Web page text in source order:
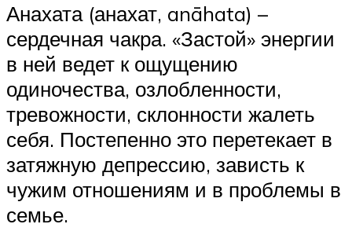
Анахата (анахат, anāhata) –
сердечная чакра. «Застой» энергии
в ней ведет к ощущению
одиночества, озлобленности,
тревожности, склонности жалеть
себя. Постепенно это перетекает в
затяжную депрессию, зависть к
чужим отношениям и в проблемы в
семье.